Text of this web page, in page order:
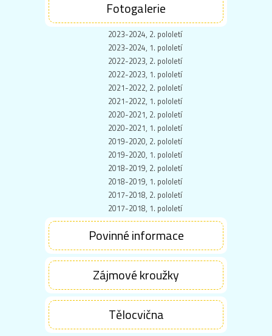
Fotogalerie
2023-2024, 2. pololetí
2023-2024, 1. pololetí
2022-2023, 2. pololetí
2022-2023, 1. pololetí
2021-2022, 2. pololetí
2021-2022, 1. pololetí
2020-2021, 2. pololetí
2020-2021, 1. pololetí
2019-2020, 2. pololetí
2019-2020, 1. pololetí
2018-2019, 2. pololetí
2018-2019, 1. pololetí
2017-2018, 2. pololetí
2017-2018, 1. pololetí
Povinné informace
Zájmové kroužky
Tělocvična